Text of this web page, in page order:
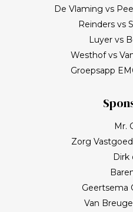
De Vlaming vs
Reinders vs
Luyer vs
Westhof vs
Groepsapp
Mr.
Zorg
Dirk
Geertsema
Van